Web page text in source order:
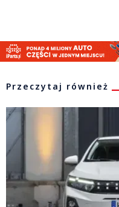
Przeczytaj również